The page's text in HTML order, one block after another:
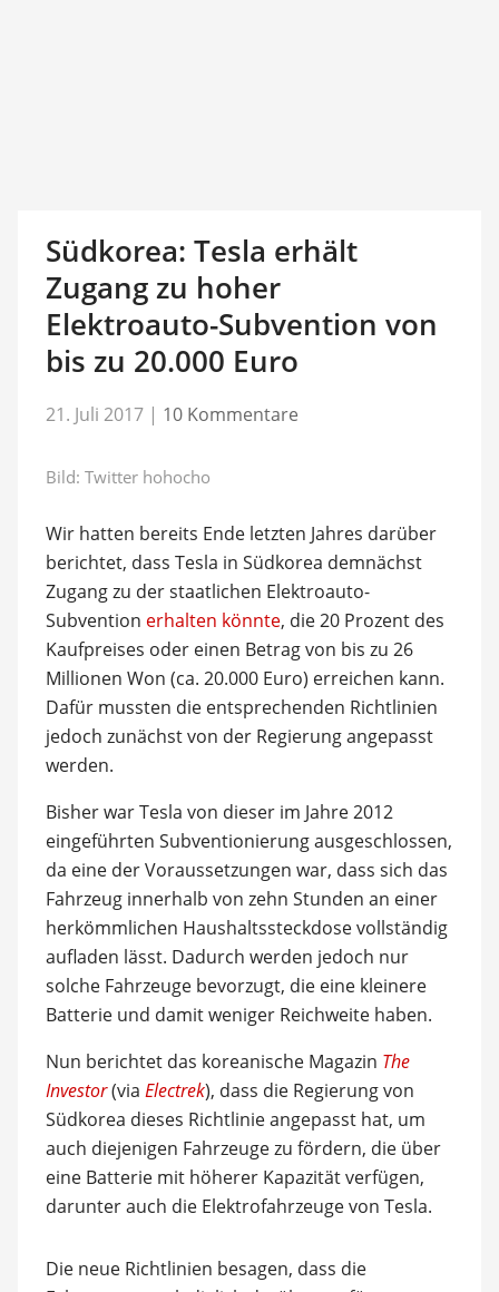
Südkorea: Tesla erhält
Zugang zu hoher
Elektroauto-Subvention von
bis zu 20.000 Euro
21. Juli 2017 | 10 Kommentare
Bild: Twitter hohocho
Wir hatten bereits Ende letzten Jahres darüber
berichtet, dass Tesla in Südkorea demnächst
Zugang zu der staatlichen Elektroauto-
Subvention erhalten könnte, die 20 Prozent des
Kaufpreises oder einen Betrag von bis zu 26
Millionen Won (ca. 20.000 Euro) erreichen kann.
Dafür mussten die entsprechenden Richtlinien
jedoch zunächst von der Regierung angepasst
werden.
Bisher war Tesla von dieser im Jahre 2012
eingeführten Subventionierung ausgeschlossen,
da eine der Voraussetzungen war, dass sich das
Fahrzeug innerhalb von zehn Stunden an einer
herkömmlichen Haushaltssteckdose vollständig
aufladen lässt. Dadurch werden jedoch nur
solche Fahrzeuge bevorzugt, die eine kleinere
Batterie und damit weniger Reichweite haben.
Nun berichtet das koreanische Magazin The
Investor(via Electrek), dass die Regierung von
Südkorea dieses Richtlinie angepasst hat, um
auch diejenigen Fahrzeuge zu fördern, die über
eine Batterie mit höherer Kapazität verfügen,
darunter auch die Elektrofahrzeuge von Tesla.
Die neue Richtlinien besagen, dass die